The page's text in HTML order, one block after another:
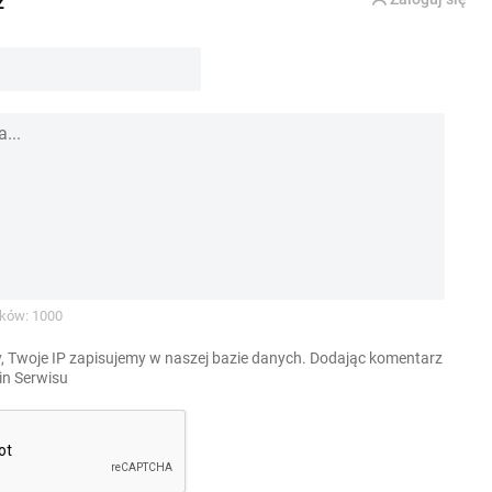
1000
Twoje IP zapisujemy w naszej bazie danych. Dodając komentarz
Serwisu